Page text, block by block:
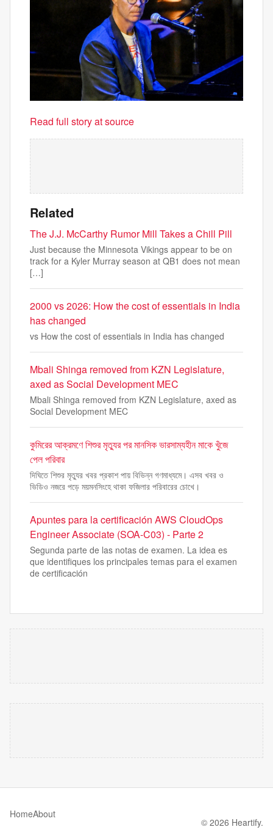
Read full story at source
Related
The J.J. McCarthy Rumor Mill Takes a Chill Pill
Just because the Minnesota Vikings appear to be on
track for a Kyler Murray season at QB1 does not mean
[…]
2000 vs 2026: How the cost of essentials in India
has changed
vs How the cost of essentials in India has changed
Mbali Shinga removed from KZN Legislature,
axed as Social Development MEC
Mbali Shinga removed from KZN Legislature, axed as
Social Development MEC
কুমিরের আক্রমণে শিশুর মৃত্যুর পর মানসিক ভারসাম্যহীন মাকে খুঁজে
পেল পরিবার
দিঘিতে শিশুর মৃত্যুর খবর প্রকাশ পায় বিভিন্ন গণমাধ্যমে। এসব খবর ও
ভিডিও নজরে পড়ে ময়মনসিংহে থাকা ফজিলার পরিবারের চোখে।
Apuntes para la certificación AWS CloudOps
Engineer Associate (SOA-C03) - Parte 2
Segunda parte de las notas de examen. La idea es
que identifiques los principales temas para el examen
de certificación
HomeAbout
© 2026 Heartify.